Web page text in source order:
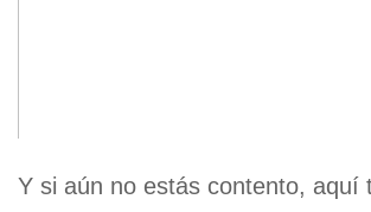
Y si aún no estás contento, aquí